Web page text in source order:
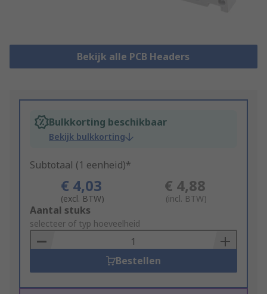
Bekijk alle PCB Headers
Bulkkorting beschikbaar
Bekijk bulkkorting
Subtotaal (1 eenheid)*
€ 4,03
(excl. BTW)
€ 4,88
(incl. BTW)
Add
to
Basket
Aantal stuks
selecteer of typ hoeveelheid
Bestellen